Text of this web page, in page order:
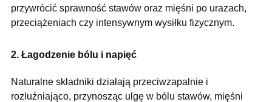
przywrócić sprawność stawów oraz mięśni po urazach,
przeciążeniach czy intensywnym wysiłku fizycznym.
2. Łagodzenie bólu i napięć
Naturalne składniki działają przeciwzapalnie i
rozluźniająco, przynosząc ulgę w bólu stawów, mięśni